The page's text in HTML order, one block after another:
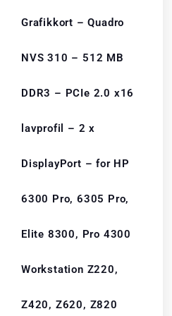
Grafikkort – Quadro
NVS 310 – 512 MB
DDR3 – PCIe 2.0 x16
lavprofil – 2 x
DisplayPort – for HP
6300 Pro, 6305 Pro,
Elite 8300, Pro 4300
Workstation Z220,
Z420, Z620, Z820